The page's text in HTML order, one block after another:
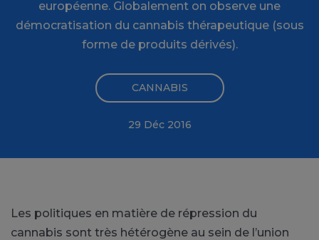
européenne. Globalement on observe une
démocratisation du cannabis thérapeutique (sous
forme de produits dérivés).
CANNABIS
29 Déc 2016
Les politiques en matière de répression du
cannabis sont très hétérogène au sein de l’union